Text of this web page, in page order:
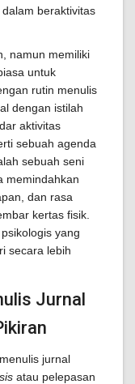
beraktivitas
namun memiliki
untuk
rutin menulis
dengan istilah
aktivitas
sebuah agenda
sebuah seni
memindahkan
dan rasa
kertas fisik.
yang
secara lebih
Jurnal
jurnal
atau pelepasan